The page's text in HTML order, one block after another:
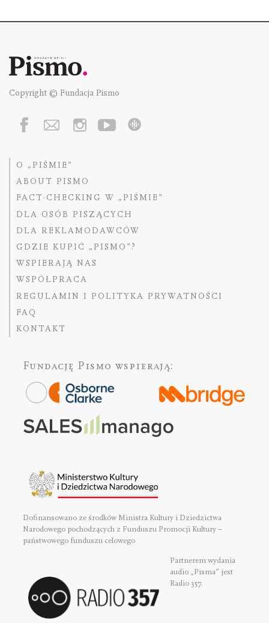
Copyright © Fundacja Pismo
O „PIŚMIE”
ABOUT PISMO
FACT-CHECKING W „PIŚMIE”
DLA OSÓB PISZĄCYCH
DLA REKLAMODAWCÓW
GDZIE KUPIĆ „PISMO”?
WSPIERAJĄ NAS
WSPÓŁPRACA
REGULAMIN I POLITYKA PRYWATNOŚCI
FAQ
KONTAKT
Fundację Pismo wspierają:
Dofinansowano ze środków Ministra Kultury i Dziedzictwa
Narodowego pochodzących z Funduszu Promocji Kultury –
państwowego funduszu celowego
Partnerem wydania
audio „Pisma” jest
Radio 357.